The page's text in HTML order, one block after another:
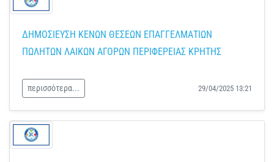
ΔΗΜΟΣΙΕΥΣΗ ΚΕΝΩΝ ΘΕΣΕΩΝ ΕΠΑΓΓΕΛΜΑΤΙΩΝ
ΠΩΛΗΤΩΝ ΛΑΙΚΩΝ ΑΓΟΡΩΝ ΠΕΡΙΦΕΡΕΙΑΣ ΚΡΗΤΗΣ
περισσότερα... 29/04/2025 13:21